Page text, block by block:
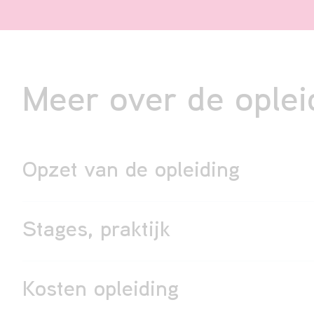
Meer over de
Opzet van de opleiding
Stages, praktijk
Kosten opleiding